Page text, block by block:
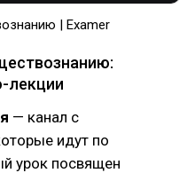
| Examer
лекции
— канал с
идут по
урок посвящен